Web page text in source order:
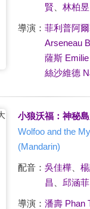
賢
林柏昱
導演： 菲利普阿
Arseneau
薩斯
絲沙維德
小狼沃福：神秘
Wolfoo and the
(Mandarin)
配音： 吳佳樺、
昌
邱涵菲
導演： 潘壽 Phan